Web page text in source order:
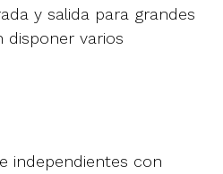
y salida para grandes
disponer varios
independientes con